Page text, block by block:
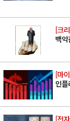
[크
백
[마
인
[전